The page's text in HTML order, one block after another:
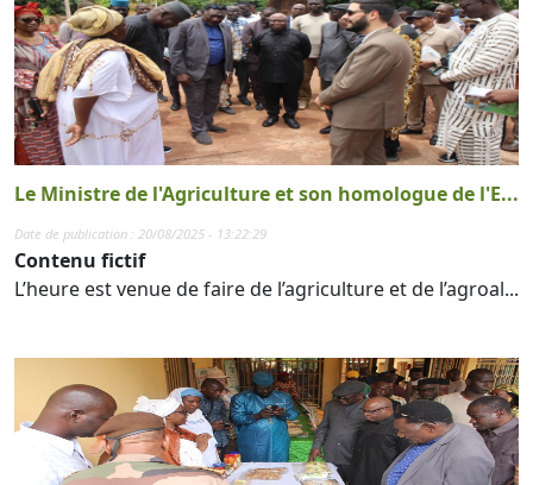
Le Ministre de l'Agriculture et son homologue de l'E...
Date de publication : 20/08/2025 - 13:22:29
Contenu fictif
L’heure est venue de faire de l’agriculture et de l’agroal...